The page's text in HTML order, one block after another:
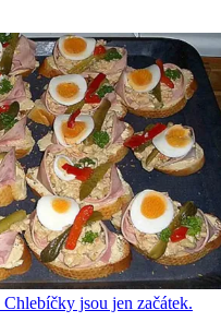
jsou jen začátek.